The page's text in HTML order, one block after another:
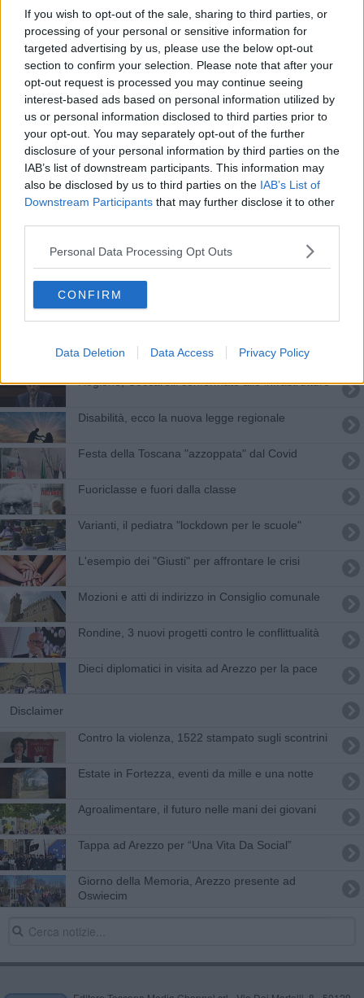
If you wish to opt-out of the sale, sharing to third parties, or
processing of your personal or sensitive information for
targeted advertising by us, please use the below opt-out
section to confirm your selection. Please note that after your
opt-out request is processed you may continue seeing
interest-based ads based on personal information utilized by
us or personal information disclosed to third parties prior to
your opt-out. You may separately opt-out of the further
disclosure of your personal information by third parties on the
IAB’s list of downstream participants. This information may
also be disclosed by us to third parties on the IAB’s List of
Downstream Participants that may further disclose it to other
Personal Data Processing Opt Outs
CONFIRM
Data Deletion Data Access Privacy Policy
Schiavo dell'alcol, la confessione del cantante
toscano
Veronica Pivetti conquista la platea di Rondine
"Sesso, quanti dubbi!"
"Il Giorno della Memoria per le nuove
generazioni"
Regionarie toscane M5s per il candidato
presidente
​Quattro giorni di eventi per la festa delle Acli
Le imprese incontrano i giovani innovatori sociali
Si rinnova il protocollo anti violenza
Regione, Ceccarelli confermato alle infrastrutture
​Disabilità, ecco la nuova legge regionale
Festa della Toscana "azzoppata" dal Covid
​Fuoriclasse e fuori dalla classe
Varianti, il pediatra "lockdown per le scuole"
L'esempio dei "Giusti" per affrontare le crisi
Mozioni e atti di indirizzo in Consiglio comunale
Rondine, 3 nuovi progetti contro le conflittualità
Dieci diplomatici in visita ad Arezzo per la pace
Disclaimer
Contro la violenza, 1522 stampato sugli scontrini
Estate in Fortezza, eventi da mille e una notte
Agroalimentare, il futuro nelle mani dei giovani
Tappa ad Arezzo per “Una Vita Da Social”
Giorno della Memoria, Arezzo presente ad
Oswiecim